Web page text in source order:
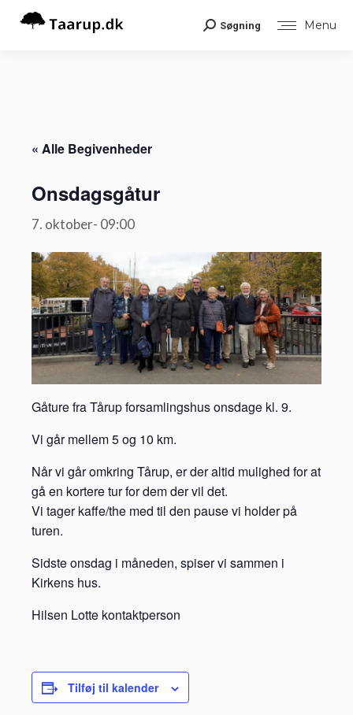
Menu
Search:
Søgning
« Alle Begivenheder
Onsdagsgåtur
7. oktober- 09:00
Gåture fra Tårup forsamlingshus onsdage kl. 9.
Vi går mellem 5 og 10 km.
Når vi går omkring Tårup, er der altid mulighed for at
gå en kortere tur for dem der vil det.
Vi tager kaffe/the med til den pause vi holder på
turen.
Sidste onsdag i måneden, spiser vi sammen i
Kirkens hus.
Hilsen Lotte kontaktperson
Tilføj til kalender